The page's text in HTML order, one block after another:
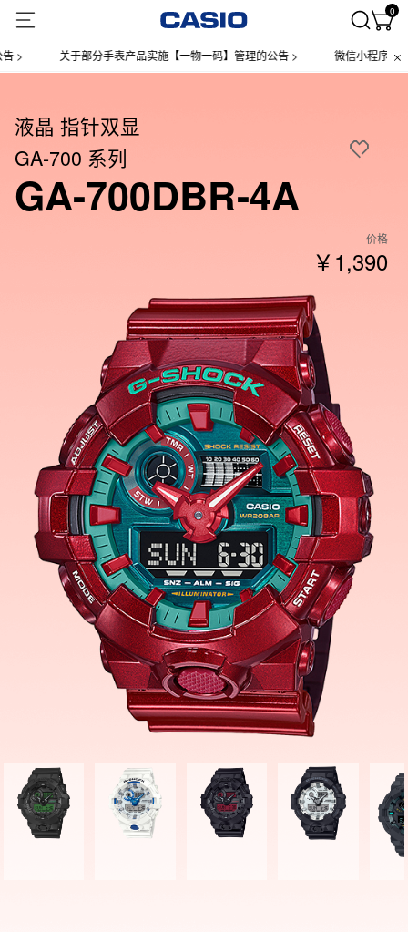
0
关于部分手表产品实施【一物一码】管理的公告 > 微信小程序上线售
液晶 指针双显
GA-700 系列
GA-700DBR-4A
价格
￥1,390